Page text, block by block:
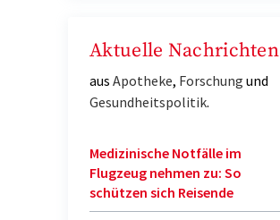
Aktuelle Nachrichten
aus Apotheke, Forschung und
Gesundheitspolitik.
Medizinische Notfälle im
Flugzeug nehmen zu: So
schützen sich Reisende